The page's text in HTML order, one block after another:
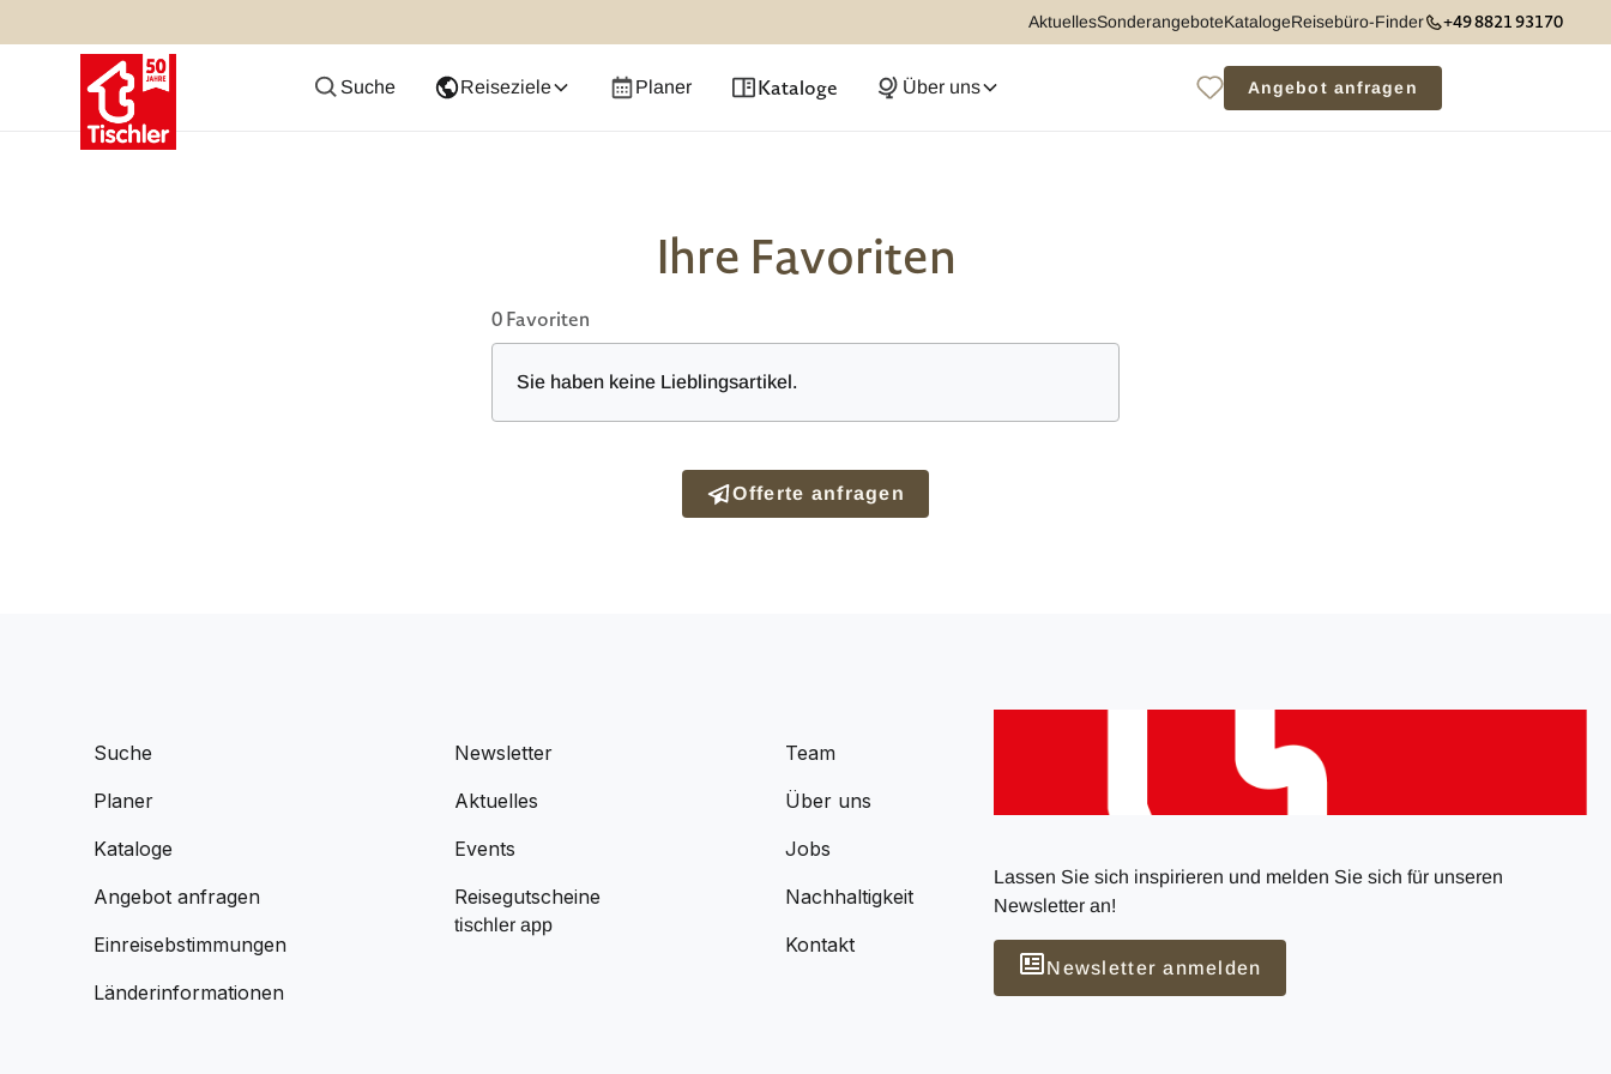
AktuellesSonderangeboteKatalogeReisebüro-Finder +49 8821 93170
Suche Reiseziele Planer Kataloge Über uns Angebot anfragen
Ihre Favoriten
0Favoriten
Sie haben keine Lieblingsartikel.
Offerte anfragen
Suche
Planer
Kataloge
Angebot anfragen
Einreisebstimmungen
Länderinformationen
Newsletter
Aktuelles
Events
Reisegutscheine
tischler app
Team
Über uns
Jobs
Nachhaltigkeit
Kontakt
Lassen Sie sich inspirieren und melden Sie sich für unseren
Newsletter an!
Newsletter anmelden